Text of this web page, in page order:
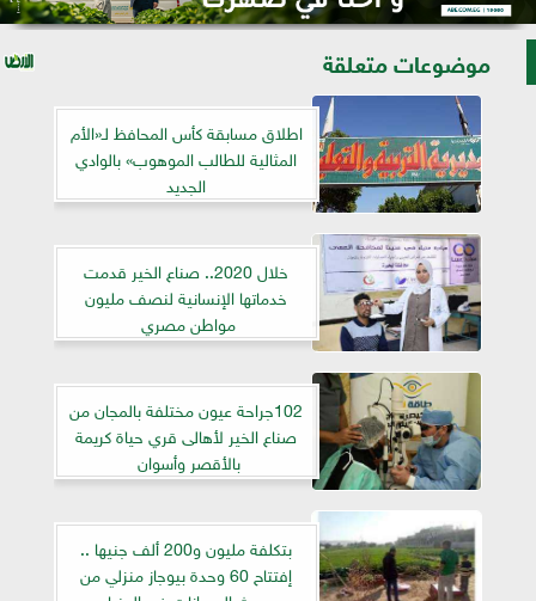
موضوعات متعلقة
اطلاق مسابقة كأس المحافظ لـ«الأم
المثالية للطالب الموهوب» بالوادي
الجديد
خلال 2020.. صناع الخير قدمت
خدماتها الإنسانية لنصف مليون
مواطن مصري
102جراحة عيون مختلفة بالمجان من
صناع الخير لأهالى قري حياة كريمة
بالأقصر وأسوان
بتكلفة مليون و200 ألف جنيها ..
إفتتاح 60 وحدة بيوجاز منزلي من